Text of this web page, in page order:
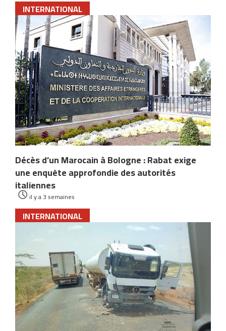
INTERNATIONAL
Décès d’un Marocain à Bologne : Rabat exige
une enquête approfondie des autorités
italiennes
il y a 3 semaines
INTERNATIONAL